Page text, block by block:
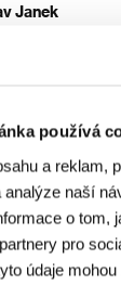
používá
a reklam,
analýze naší
o tom,
pro
údaje
Janek